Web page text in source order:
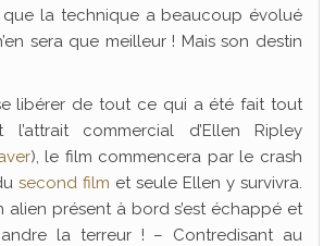
la technique a beaucoup évolué
sera que meilleur ! Mais son destin
libérer de tout ce qui a été fait tout
l’attrait commercial d’Ellen Ripley
), le film commencera par le crash
second film et seule Ellen y survivra.
alien présent à bord s’est échappé et
la terreur ! – Contredisant au